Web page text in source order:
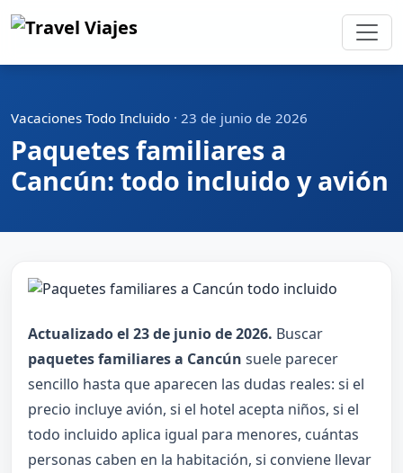
Vacaciones Todo Incluido · 23 de junio de 2026
Paquetes familiares a
Cancún: todo incluido y avión
Actualizado el 23 de junio de 2026. Buscar
paquetes familiares a Cancún suele parecer
sencillo hasta que aparecen las dudas reales: si el
precio incluye avión, si el hotel acepta niños, si el
todo incluido aplica igual para menores, cuántas
personas caben en la habitación, si conviene llevar